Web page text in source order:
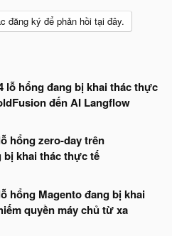
đăng ký để phản hồi tại đây.
lỗ hổng đang bị khai thác thực
đến AI Langflow
hổng zero-day trên
bị khai thác thực tế
hổng Magento đang bị khai
quyền máy chủ từ xa